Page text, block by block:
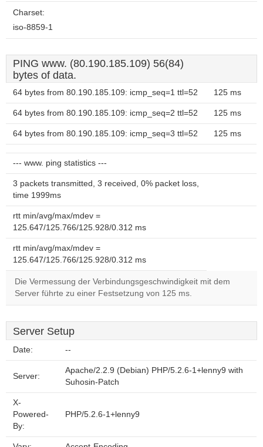
Charset:
iso-8859-1
PING www. (80.190.185.109) 56(84)
bytes of data.
64 bytes from 80.190.185.109: icmp_seq=1 ttl=52 125 ms
64 bytes from 80.190.185.109: icmp_seq=2 ttl=52 125 ms
64 bytes from 80.190.185.109: icmp_seq=3 ttl=52 125 ms
--- www. ping statistics ---
3 packets transmitted, 3 received, 0% packet loss,
time 1999ms
rtt min/avg/max/mdev =
125.647/125.766/125.928/0.312 ms
rtt min/avg/max/mdev =
125.647/125.766/125.928/0.312 ms
Die Vermessung der Verbindungsgeschwindigkeit mit dem
Server führte zu einer Festsetzung von 125 ms.
Server Setup
Date: --
Server:
Apache/2.2.9 (Debian) PHP/5.2.6-1+lenny9 with
Suhosin-Patch
X-
Powered-
By:
PHP/5.2.6-1+lenny9